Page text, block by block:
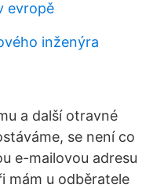
evropě
inženýra
a další otravné
se není co
e-mailovou adresu
mám u odběratele